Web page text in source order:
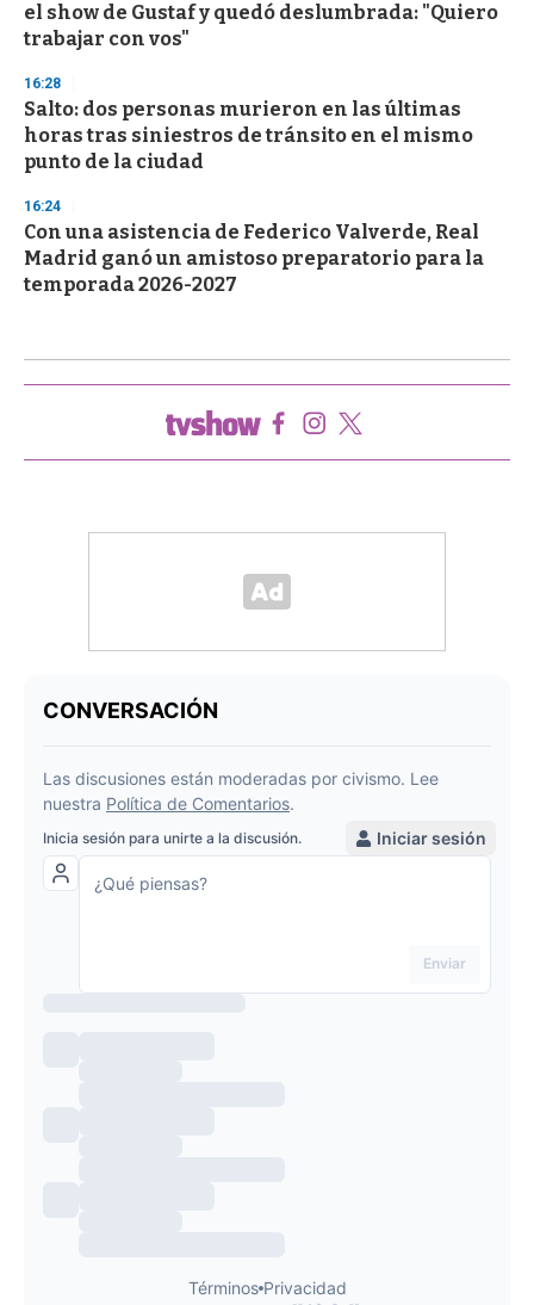
el show de Gustaf y quedó deslumbrada: "Quiero
trabajar con vos"
16:28
Salto: dos personas murieron en las últimas
horas tras siniestros de tránsito en el mismo
punto de la ciudad
16:24
Con una asistencia de Federico Valverde, Real
Madrid ganó un amistoso preparatorio para la
temporada 2026-2027